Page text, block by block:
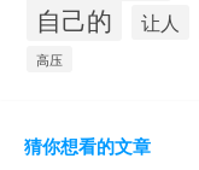
自己的 让人
高压
猜你想看的文章